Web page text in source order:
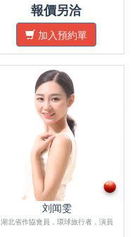
報價另洽
加入預約單
刘闻雯
湖北省作協會員，環球旅行者，演員